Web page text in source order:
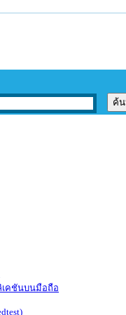
เคชันบนมือถือ